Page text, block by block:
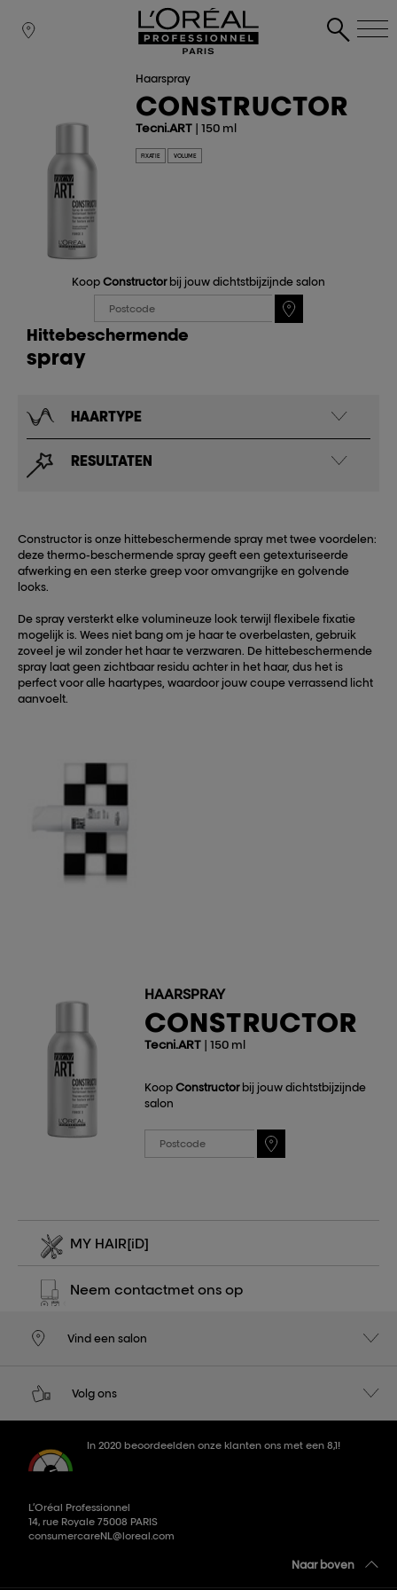
Haarspray
CONSTRUCTOR
Tecni.ART| 150 ml
FIXATIE VOLUME
Koop Constructor bij jouw dichtstbijzijnde salon
Hittebeschermende
spray
HAARTYPE
RESULTATEN
Constructor is onze hittebeschermende spray met twee voordelen:
deze thermo-beschermende spray geeft een getexturiseerde
afwerking en een sterke greep voor omvangrijke en golvende
looks.
De spray versterkt elke volumineuze look terwijl flexibele fixatie
mogelijk is. Wees niet bang om je haar te overbelasten, gebruik
zoveel je wil zonder het haar te verzwaren. De hittebeschermende
spray laat geen zichtbaar residu achter in het haar, dus het is
perfect voor alle haartypes, waardoor jouw coupe verrassend licht
aanvoelt.
HAARSPRAY
CONSTRUCTOR
Tecni.ART| 150 ml
Koop Constructor bij jouw dichtstbijzijnde
salon
MY HAIR[iD]
Neem contactmet ons op
Vind een salon
Volg ons
In 2020 beoordeelden onze klanten ons met een 8,1!
L’Oréal Professionnel
14, rue Royale 75008 PARIS
consumercareNL@loreal.com
Naar boven